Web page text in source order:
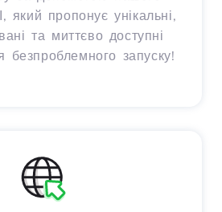
який пропонує унікальні,
та миттєво доступні
безпроблемного запуску!